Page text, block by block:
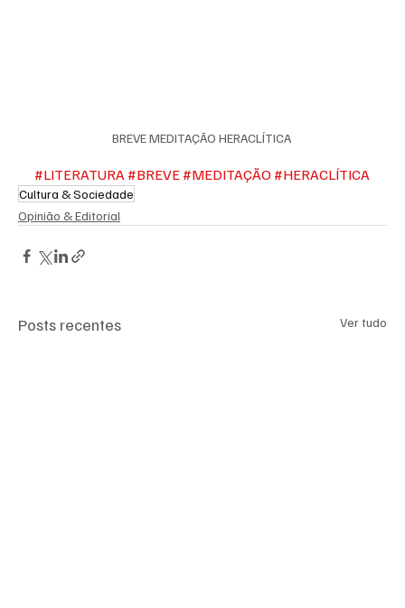
BREVE MEDITAÇÃO HERACLÍTICA
#LITERATURA #BREVE #MEDITAÇÃO #HERACLÍTICA
Cultura & Sociedade
Opinião & Editorial
Posts recentes Ver tudo